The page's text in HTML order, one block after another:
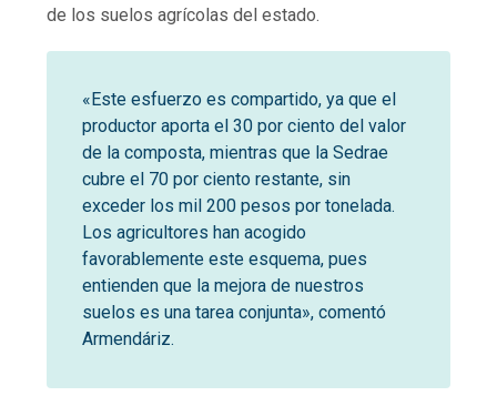
de los suelos agrícolas del estado.
«Este esfuerzo es compartido, ya que el
productor aporta el 30 por ciento del valor
de la composta, mientras que la Sedrae
cubre el 70 por ciento restante, sin
exceder los mil 200 pesos por tonelada.
Los agricultores han acogido
favorablemente este esquema, pues
entienden que la mejora de nuestros
suelos es una tarea conjunta», comentó
Armendáriz.